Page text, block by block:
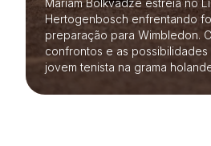
Mariam Bolkvadze estreia no
Hertogenbosch enfrentando
preparação para Wimbledon.
confrontos e as
jovem tenista na grama